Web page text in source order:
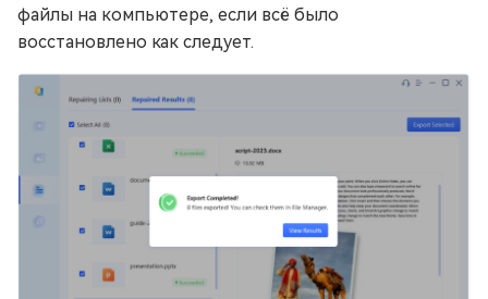
файлы на компьютере, если всё было
восстановлено как следует.